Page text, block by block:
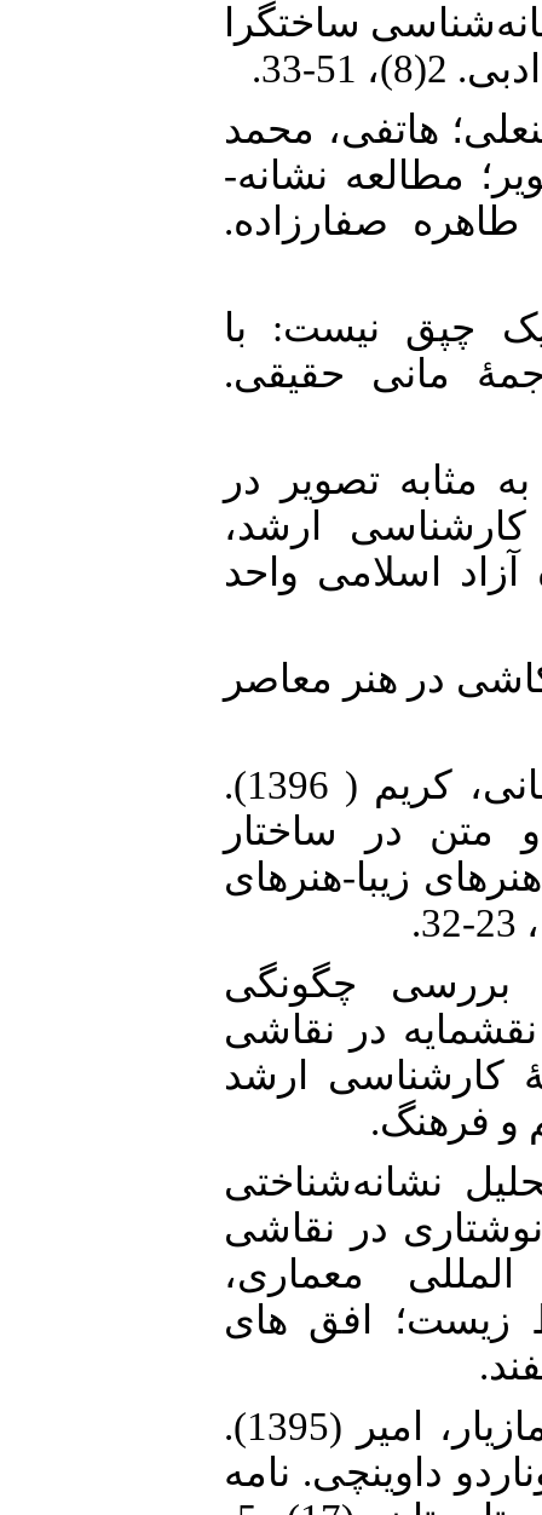
(1388). از نشانه‌‌‌‌‌شناسی ساختگرا
33.
هاتفی، محمد
مطالعه نشانه-
صفارزاده.
(1375). این یک چپق نیست: با
مانی حقیقی.
نوشتار به مثابه تصویر در
کارشناسی ارشد،
اسلامی واحد
حمید (1396). کنکاشی در هنر معاصر
13. کفشچیان مقدم، اصغر؛ اله خانی، کریم ( 1396).
متن در ساختار
زیبا-هنرهای
زهرا (1391). بررسی چگونگی
در نقاشی
کارشناسی ارشد
و فرهنگ.
زهرا (1394). تحلیل نشانه‌‌‌‌‌شناختی
در نقاشی
معماری،
زیست؛ افق های
16. محمدی خانقشلاقی، فرزانه؛ مازیار، امیر (1395).
داوینچی. نامه